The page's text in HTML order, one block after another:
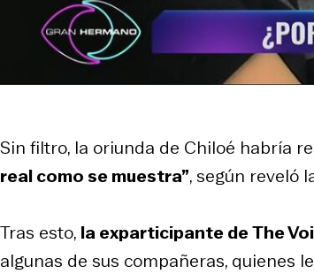
Sin filtro, la oriunda de Chiloé habría
real como se muestra”, según reveló
Tras esto, la exparticipante deThe
algunas de sus compañeras, quienes